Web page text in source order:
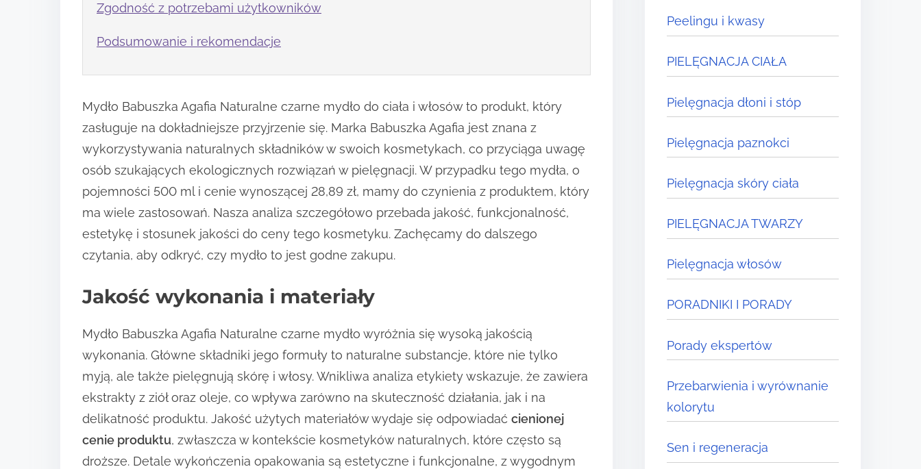
Zgodność z potrzebami użytkowników
Podsumowanie i rekomendacje
Mydło Babuszka Agafia Naturalne czarne mydło do ciała i włosów to produkt, który
zasługuje na dokładniejsze przyjrzenie się. Marka Babuszka Agafia jest znana z
wykorzystywania naturalnych składników w swoich kosmetykach, co przyciąga uwagę
osób szukających ekologicznych rozwiązań w pielęgnacji. W przypadku tego mydła, o
pojemności 500 ml i cenie wynoszącej 28,89 zł, mamy do czynienia z produktem, który
ma wiele zastosowań. Nasza analiza szczegółowo przebada jakość, funkcjonalność,
estetykę i stosunek jakości do ceny tego kosmetyku. Zachęcamy do dalszego
czytania, aby odkryć, czy mydło to jest godne zakupu.
Jakość wykonania i materiały
Mydło Babuszka Agafia Naturalne czarne mydło wyróżnia się wysoką jakością
wykonania. Główne składniki jego formuły to naturalne substancje, które nie tylko
myją, ale także pielęgnują skórę i włosy. Wnikliwa analiza etykiety wskazuje, że zawiera
ekstrakty z ziół oraz oleje, co wpływa zarówno na skuteczność działania, jak i na
delikatność produktu. Jakość użytych materiałów wydaje się odpowiadać cienionej
cenie produktu, zwłaszcza w kontekście kosmetyków naturalnych, które często są
droższe. Detale wykończenia opakowania są estetyczne i funkcjonalne, z wygodnym
Peelingu i kwasy
PIELĘGNACJA CIAŁA
Pielęgnacja dłoni i stóp
Pielęgnacja paznokci
Pielęgnacja skóry ciała
PIELĘGNACJA TWARZY
Pielęgnacja włosów
PORADNIKI I PORADY
Porady ekspertów
Przebarwienia i wyrównanie
kolorytu
Sen i regeneracja